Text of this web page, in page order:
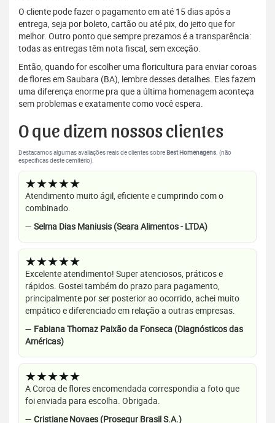
O cliente pode fazer o pagamento em até 15 dias após a
entrega, seja por boleto, cartão ou até pix, do jeito que for
melhor. Outro ponto que sempre prezamos é a transparência:
todas as entregas têm nota fiscal, sem exceção.
Então, quando for escolher uma floricultura para enviar coroas
de flores em Saubara (BA), lembre desses detalhes. Eles fazem
uma diferença enorme pra que a última homenagem aconteça
sem problemas e exatamente como você espera.
O que dizem nossos clientes
Destacamos algumas avaliações reais de clientes sobre Best Homenagens. (não
específicas deste cemitério).
★★★★★
Atendimento muito ágil, eficiente e cumprindo com o
combinado.
— Selma Dias Maniusis (Seara Alimentos - LTDA)
★★★★★
Excelente atendimento! Super atenciosos, práticos e
rápidos. Gostei também do prazo para pagamento,
principalmente por ser posterior ao ocorrido, achei muito
empático e diferenciado em relação a outras empresas.
— Fabiana Thomaz Paixão da Fonseca (Diagnósticos das
Américas)
★★★★★
A Coroa de flores encomendada correspondia a foto que
foi enviada para escolha. Obrigada.
— Cristiane Novaes (Prosegur Brasil S.A.)